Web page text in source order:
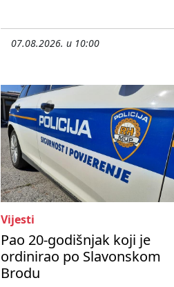
07.08.2026. u 10:00
Vijesti
Pao 20-godišnjak koji je
ordinirao po Slavonskom
Brodu